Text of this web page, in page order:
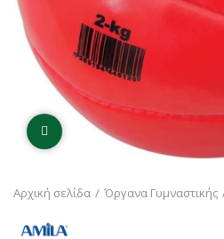
Click to enlarge
Αρχική σελίδα Όργανα Γυμναστικής